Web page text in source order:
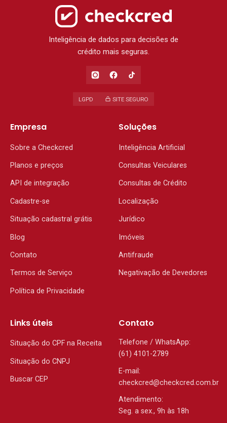
Inteligência de dados para decisões de
crédito mais seguras.
LGPD SITE SEGURO
Soluções
Inteligência Artificial
Consultas Veiculares
Consultas de Crédito
Localização
Jurídico
Imóveis
Antifraude
Negativação de Devedores
Empresa
Sobre a Checkcred
Planos e preços
API de integração
Cadastre-se
Situação cadastral grátis
Blog
Contato
Termos de Serviço
Política de Privacidade
Links úteis
Situação do CPF na Receita
Situação do CNPJ
Buscar CEP
Contato
Telefone / WhatsApp:
(61) 4101-2789
E-mail:
checkcred@checkcred.com.br
Atendimento:
Seg. a sex., 9h às 18h